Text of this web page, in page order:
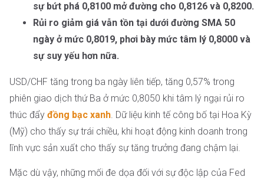
sự bứt phá 0,8100 mở đường cho 0,8126 và 0,8200.
Rủi ro giảm giá vẫn tồn tại dưới đường SMA 50
ngày ở mức 0,8019, phơi bày mức tâm lý 0,8000 và
sự suy yếu hơn nữa.
USD/CHF tăng trong ba ngày liên tiếp, tăng 0,57% trong
phiên giao dịch thứ Ba ở mức 0,8050 khi tâm lý ngại rủi ro
thúc đẩy đồng bạc xanh. Dữ liệu kinh tế công bố tại Hoa Kỳ
(Mỹ) cho thấy sự trái chiều, khi hoạt động kinh doanh trong
lĩnh vực sản xuất cho thấy sự tăng trưởng đang chậm lại.
Mặc dù vậy, những mối đe dọa đối với sự độc lập của Fed